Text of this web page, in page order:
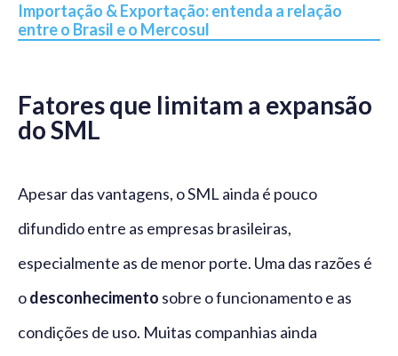
Importação & Exportação: entenda a relação
entre o Brasil e o Mercosul
Fatores que limitam a expansão
do SML
Apesar das vantagens, o SML ainda é pouco
difundido entre as empresas brasileiras,
especialmente as de menor porte. Uma das razões é
odesconhecimento sobre o funcionamento e as
condições de uso. Muitas companhias ainda